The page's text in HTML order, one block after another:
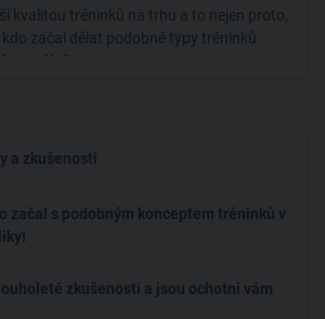
kvalitou tréninků na trhu a to nejen proto,
kdo začal dělat podobné typy tréninků
čerpáme ze základů gymnastiky, kde má
úrovni a je obecně známo, že je
pro všechny sporty.
přizpůsobené vašim potřebám a
a zkušenosti
začal s podobným konceptem tréninků v
zkušenosti a jsou ochotni vám